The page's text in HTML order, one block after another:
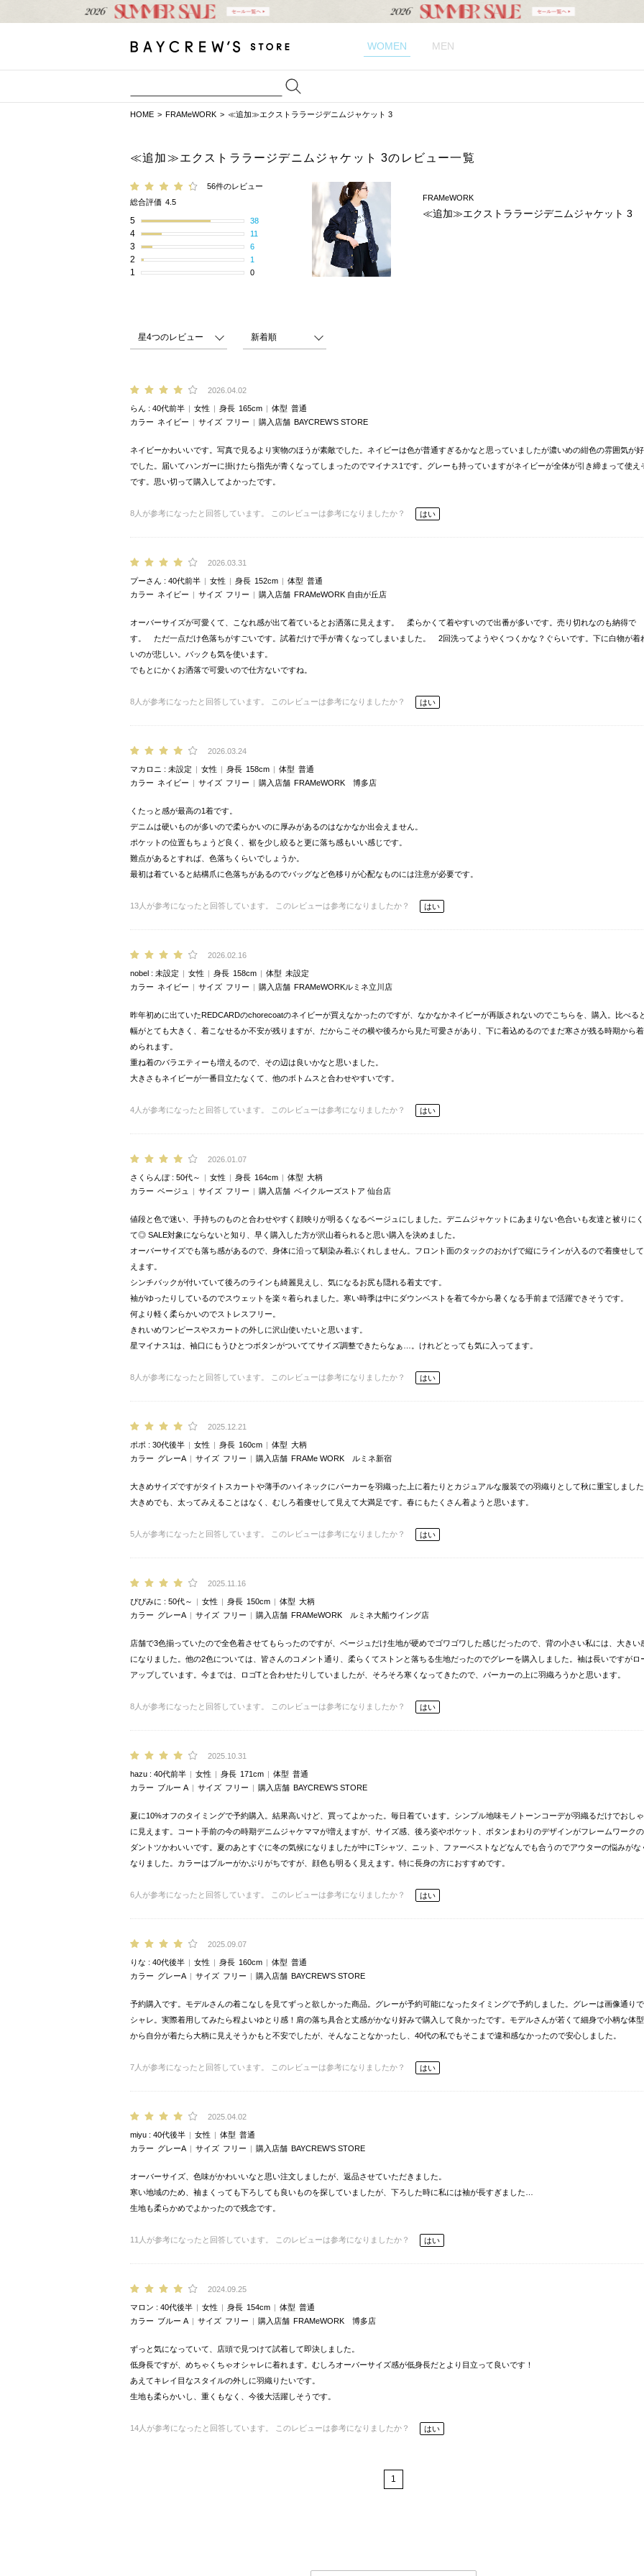
WOMEN MEN
HOME FRAMeWORK ≪追加≫エクストララージデニムジャケット 3
≪追加≫エクストララージデニムジャケット 3のレビュー一覧
56件のレビュー
総合評価 4.5
5 38
4 11
3 6
2 1
1 0
FRAMeWORK
≪追加≫エクストララージデニムジャケット 3
2026.04.02
らん 40代前半 女性 身長 165cm 体型 普通
カラー ネイビー サイズ フリー 購入店舗 BAYCREW’S STORE
ネイビーかわいいです。写真で見るより実物のほうが素敵でした。ネイビーは色が普通すぎるかなと思っていましたが濃いめの紺色の雰囲気が
でした。届いてハンガーに掛けたら指先が青くなってしまったのでマイナス1です。グレーも持っていますがネイビーが全体が引き締まって使え
です。思い切って購入してよかったです。
8 人が参考になったと回答しています。 このレビューは参考になりましたか？ はい
2026.03.31
プーさん 40代前半 女性 身長 152cm 体型 普通
カラー ネイビー サイズ フリー 購入店舗 FRAMeWORK 自由が丘店
オーバーサイズが可愛くて、こなれ感が出て着ているとお洒落に見えます。 柔らかくて着やすいので出番が多いです。売り切れなのも納得で
す。 ただ一点だけ色落ちがすごいです。試着だけで手が青くなってしまいました。 2回洗ってようやくつくかな？ぐらいです。下に白物が着
いのが悲しい。バックも気を使います。
でもとにかくお洒落で可愛いので仕方ないですね。
8 人が参考になったと回答しています。 このレビューは参考になりましたか？ はい
2026.03.24
マカロニ 未設定 女性 身長 158cm 体型 普通
カラー ネイビー サイズ フリー 購入店舗 FRAMeWORK 博多店
くたっと感が最高の1着です。
デニムは硬いものが多いので柔らかいのに厚みがあるのはなかなか出会えません。
ポケットの位置もちょうど良く、裾を少し絞ると更に落ち感もいい感じです。
難点があるとすれば、色落ちくらいでしょうか。
最初は着ていると結構爪に色落ちがあるのでバッグなど色移りが心配なものには注意が必要です。
13 人が参考になったと回答しています。 このレビューは参考になりましたか？ はい
2026.02.16
nobel 未設定 女性 身長 158cm 体型 未設定
カラー ネイビー サイズ フリー 購入店舗 FRAMeWORKルミネ立川店
昨年初めに出ていたREDCARDのchorecoatのネイビーが買えなかったのですが、なかなかネイビーが再販されないのでこちらを、購入。比べる
幅がとても大きく、着こなせるか不安が残りますが、だからこその横や後ろから見た可愛さがあり、下に着込めるのでまだ寒さが残る時期から
められます。
重ね着のバラエティーも増えるので、その辺は良いかなと思いました。
大きさもネイビーが一番目立たなくて、他のボトムスと合わせやすいです。
4 人が参考になったと回答しています。 このレビューは参考になりましたか？ はい
2026.01.07
さくらんぼ 50代～ 女性 身長 164cm 体型 大柄
カラー ベージュ サイズ フリー 購入店舗 ベイクルーズストア 仙台店
値段と色で迷い、手持ちのものと合わせやすく顔映りが明るくなるベージュにしました。デニムジャケットにあまりない色合いも友達と被りに
て◎ SALE対象にならないと知り、早く購入した方が沢山着られると思い購入を決めました。
オーバーサイズでも落ち感があるので、身体に沿って馴染み着ぶくれしません。フロント面のタックのおかげで縦にラインが入るので着痩せし
えます。
シンチバックが付いていて後ろのラインも綺麗見えし、気になるお尻も隠れる着丈です。
袖がゆったりしているのでスウェットを楽々着られました。寒い時季は中にダウンベストを着て今から暑くなる手前まで活躍できそうです。
何より軽く柔らかいのでストレスフリー。
きれいめワンピースやスカートの外しに沢山使いたいと思います。
星マイナス1は、袖口にもうひとつボタンがついててサイズ調整できたらなぁ…。けれどとっても気に入ってます。
8 人が参考になったと回答しています。 このレビューは参考になりましたか？ はい
2025.12.21
ポポ 30代後半 女性 身長 160cm 体型 大柄
カラー グレーA サイズ フリー 購入店舗 FRAMe WORK ルミネ新宿
大きめサイズですがタイトスカートや薄手のハイネックにパーカーを羽織った上に着たりとカジュアルな服装での羽織りとして秋に重宝しまし
大きめでも、太ってみえることはなく、むしろ着痩せして見えて大満足です。春にもたくさん着ようと思います。
5 人が参考になったと回答しています。 このレビューは参考になりましたか？ はい
2025.11.16
ぴぴみに 50代～ 女性 身長 150cm 体型 大柄
カラー グレーA サイズ フリー 購入店舗 FRAMeWORK ルミネ大船ウイング店
店舗で3色揃っていたので全色着させてもらったのですが、ベージュだけ生地が硬めでゴワゴワした感じだったので、背の小さい私には、大きい
になりました。他の2色については、皆さんのコメント通り、柔らくてストンと落ちる生地だったのでグレーを購入しました。袖は長いですがロ
アップしています。今までは、ロゴTと合わせたりしていましたが、そろそろ寒くなってきたので、パーカーの上に羽織ろうかと思います。
8 人が参考になったと回答しています。 このレビューは参考になりましたか？ はい
2025.10.31
hazu 40代前半 女性 身長 171cm 体型 普通
カラー ブルー A サイズ フリー 購入店舗 BAYCREW’S STORE
夏に10%オフのタイミングで予約購入。結果高いけど、買ってよかった。毎日着ています。シンプル地味モノトーンコーデが羽織るだけでおし
に見えます。コート手前の今の時期デニムジャケママが増えますが、サイズ感、後ろ姿やポケット、ボタンまわりのデザインがフレームワーク
ダントツかわいいです。夏のあとすぐに冬の気候になりましたが中にTシャツ、ニット、ファーベストなどなんでも合うのでアウターの悩みがな
なりました。カラーはブルーがかぶりがちですが、顔色も明るく見えます。特に長身の方におすすめです。
6 人が参考になったと回答しています。 このレビューは参考になりましたか？ はい
2025.09.07
りな 40代後半 女性 身長 160cm 体型 普通
カラー グレーA サイズ フリー 購入店舗 BAYCREW’S STORE
予約購入です。モデルさんの着こなしを見てずっと欲しかった商品。グレーが予約可能になったタイミングで予約しました。グレーは画像通り
シャレ。実際着用してみたら程よいゆとり感！肩の落ち具合と丈感がかなり好みで購入して良かったです。モデルさんが若くて細身で小柄な体
から自分が着たら大柄に見えそうかもと不安でしたが、そんなことなかったし、40代の私でもそこまで違和感なかったので安心しました。
7 人が参考になったと回答しています。 このレビューは参考になりましたか？ はい
2025.04.02
miyu 40代後半 女性 体型 普通
カラー グレーA サイズ フリー 購入店舗 BAYCREW’S STORE
オーバーサイズ、色味がかわいいなと思い注文しましたが、返品させていただきました。
寒い地域のため、袖まくっても下ろしても良いものを探していましたが、下ろした時に私には袖が長すぎました…
生地も柔らかめでよかったので残念です。
11 人が参考になったと回答しています。 このレビューは参考になりましたか？ はい
2024.09.25
マロン 40代後半 女性 身長 154cm 体型 普通
カラー ブルー A サイズ フリー 購入店舗 FRAMeWORK 博多店
ずっと気になっていて、店頭で見つけて試着して即決しました。
低身長ですが、めちゃくちゃオシャレに着れます。むしろオーバーサイズ感が低身長だとより目立って良いです！
あえてキレイ目なスタイルの外しに羽織りたいです。
生地も柔らかいし、重くもなく、今後大活躍しそうです。
14 人が参考になったと回答しています。 このレビューは参考になりましたか？ はい
1